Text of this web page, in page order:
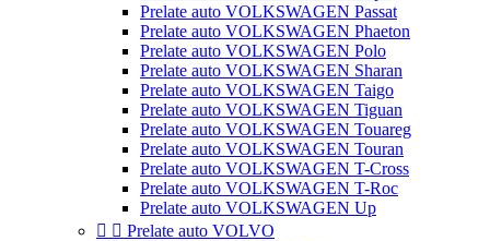
Prelate auto VOLKSWAGEN Passat
Prelate auto VOLKSWAGEN Phaeton
Prelate auto VOLKSWAGEN Polo
Prelate auto VOLKSWAGEN Sharan
Prelate auto VOLKSWAGEN Taigo
Prelate auto VOLKSWAGEN Tiguan
Prelate auto VOLKSWAGEN Touareg
Prelate auto VOLKSWAGEN Touran
Prelate auto VOLKSWAGEN T-Cross
Prelate auto VOLKSWAGEN T-Roc
Prelate auto VOLKSWAGEN Up
  Prelate auto VOLVO